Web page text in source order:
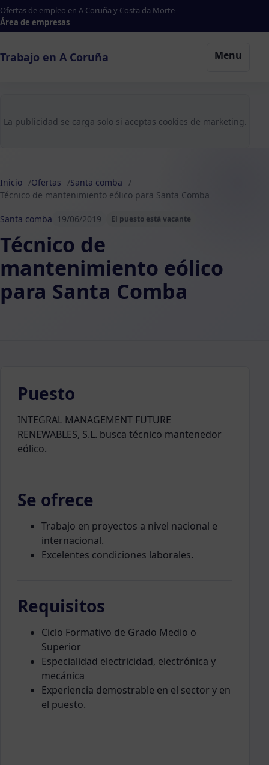
Ofertas de empleo en A Coruña y Costa da Morte
Área de empresas
Trabajo en A Coruña Menu
La publicidad se carga solo si aceptas cookies de marketing.
Inicio Ofertas
Santa comba
Técnico de mantenimiento eólico para Santa Comba
Santa comba 19/06/2019 El puesto está vacante
Técnico de
mantenimiento eólico
para Santa Comba
Puesto
INTEGRAL MANAGEMENT FUTURE
RENEWABLES, S.L. busca técnico mantenedor
eólico.
Se ofrece
Trabajo en proyectos a nivel nacional e
internacional.
Excelentes condiciones laborales.
Requisitos
Ciclo Formativo de Grado Medio o
Superior
Especialidad electricidad, electrónica y
mecánica
Experiencia demostrable en el sector y en
el puesto.